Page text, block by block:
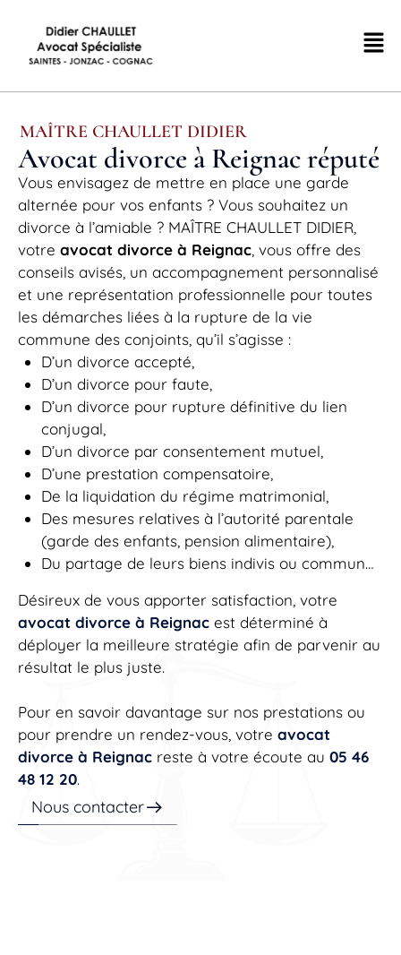
MAÎTRE CHAULLET DIDIER
Avocat divorce à Reignac réputé
Vous envisagez de mettre en place une garde
alternée pour vos enfants ? Vous souhaitez un
divorce à l’amiable ? MAÎTRE CHAULLET DIDIER,
votre avocat divorce à Reignac , vous offre des
conseils avisés, un accompagnement personnalisé
et une représentation professionnelle pour toutes
les démarches liées à la rupture de la vie
commune des conjoints, qu’il s’agisse :
D’un divorce accepté,
D’un divorce pour faute,
D’un divorce pour rupture définitive du lien
conjugal,
D’un divorce par consentement mutuel,
D’une prestation compensatoire,
De la liquidation du régime matrimonial,
Des mesures relatives à l’autorité parentale
(garde des enfants, pension alimentaire),
Du partage de leurs biens indivis ou commun…
Désireux de vous apporter satisfaction, votre
avocat divorce à Reignac est déterminé à
déployer la meilleure stratégie afin de parvenir au
résultat le plus juste.
Pour en savoir davantage sur nos prestations ou
pour prendre un rendez-vous, votre avocat
divorce à Reignac reste à votre écoute au 05 46
48 12 20.
Nous contacter